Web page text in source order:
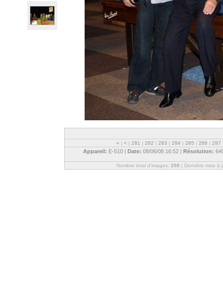
« | < | 281 | 282 | 283 | 284 | 285 | 286 | 287
Appareil: E-510 | Date: 08/06/08 16:52 | Résolution:
Nombre total d'images: 298 | Dernière mise à